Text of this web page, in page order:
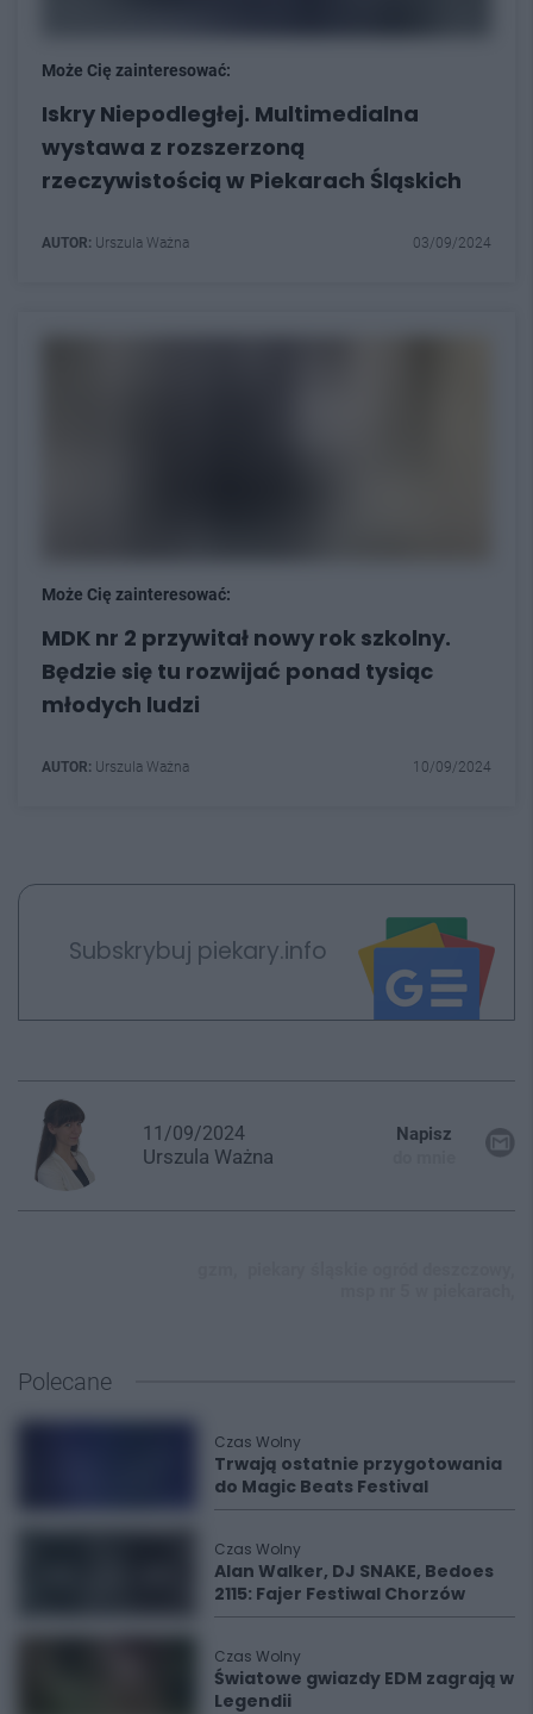
Może Cię zainteresować:
Iskry Niepodległej. Multimedialna
wystawa z rozszerzoną
rzeczywistością w Piekarach Śląskich
AUTOR: Urszula Ważna 03/09/2024
Może Cię zainteresować:
MDK nr 2 przywitał nowy rok szkolny.
Będzie się tu rozwijać ponad tysiąc
młodych ludzi
AUTOR: Urszula Ważna 10/09/2024
Subskrybuj piekary.info
11/09/2024
Urszula Ważna
Napisz
Polecane
Czas Wolny
Trwają ostatnie przygotowania
do Magic Beats Festival
Czas Wolny
Alan Walker, DJ SNAKE, Bedoes
2115: Fajer Festiwal Chorzów
Czas Wolny
Światowe gwiazdy EDM zagrają w
Legendii